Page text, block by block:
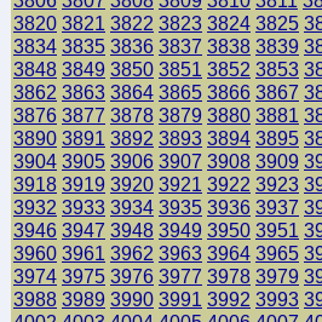
3820 3821 3822 3823 3824 3825
3834 3835 3836 3837 3838 3839
3848 3849 3850 3851 3852 3853
3862 3863 3864 3865 3866 3867
3876 3877 3878 3879 3880 3881
3890 3891 3892 3893 3894 3895
3904 3905 3906 3907 3908 3909
3918 3919 3920 3921 3922 3923
3932 3933 3934 3935 3936 3937
3946 3947 3948 3949 3950 3951
3960 3961 3962 3963 3964 3965
3974 3975 3976 3977 3978 3979
3988 3989 3990 3991 3992 3993